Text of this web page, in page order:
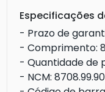
Especificações
- Prazo de
- Comprimento:
- Quantidade de
- NCM: 8708.99.90